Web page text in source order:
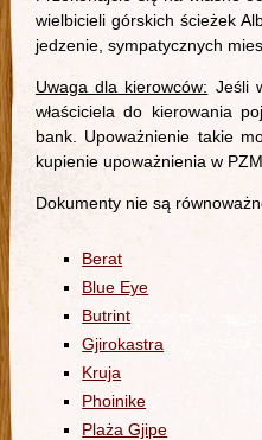
wielbicieli górskich ścieżek
jedzenie, sympatycznych
Uwaga dla kierowców: Jeśli
właściciela do kierowania
bank. Upoważnienie takie
kupienie upoważnienia w
Dokumenty nie są
Berat
Blue Eye
Butrint
Gjirokastra
Kruja
Phoinike
Plaża Gjipe